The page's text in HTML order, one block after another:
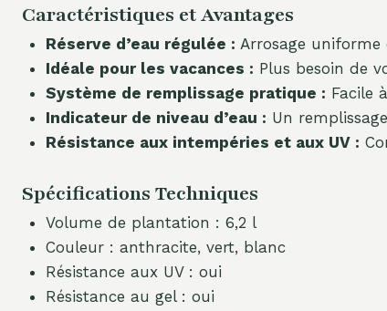
Caractéristiques et Avantages
Réserve d’eau régulée : Arrosage
Idéale pour les vacances : Plus besoin de
Système de remplissage pratique : Facile
Indicateur de niveau d’eau : Un
Résistance aux intempéries et aux UV :
Spécifications Techniques
Volume de plantation : 6,2 l
Couleur : anthracite, vert, blanc
Résistance aux UV : oui
Résistance au gel : oui